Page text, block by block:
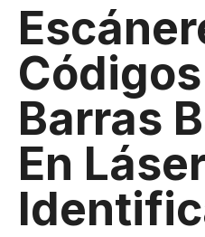
Barras
En